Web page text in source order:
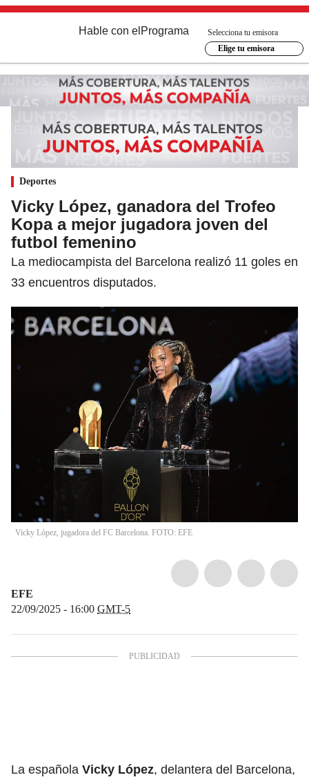
Hable con el Programa
Selecciona tu emisora
Elige tu emisora
Deportes
Vicky López, ganadora del Trofeo
Kopa a mejor jugadora joven del
futbol femenino
La mediocampista del Barcelona realizó 11 goles en
33 encuentros disputados.
Vicky López, jugadora del FC Barcelona. FOTO: EFE
EFE
22/09/2025 - 16:00 GMT-5
La española Vicky López, delantera del Barcelona,